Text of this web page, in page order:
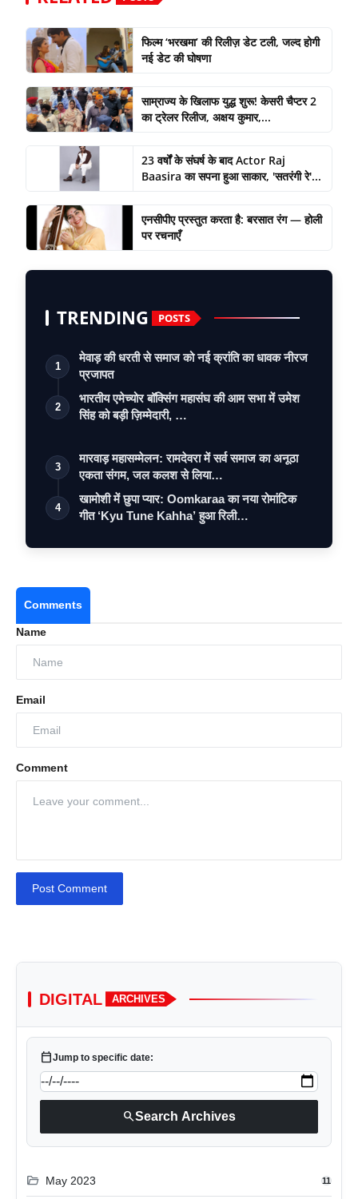
फिल्म ‘भरखमा’ की रिलीज़ डेट टली, जल्द होगी
नई डेट की घोषणा
साम्राज्य के खिलाफ युद्ध शुरू! केसरी चैप्टर 2
का ट्रेलर रिलीज, अक्षय कुमार,...
23 वर्षों के संघर्ष के बाद Actor Raj
Baasira का सपना हुआ साकार, 'सतरंगी रे'...
एनसीपीए प्रस्तुत करता है: बरसात रंग — होली
पर रचनाएँ
TRENDING POSTS
1
मेवाड़ की धरती से समाज को नई क्रांति का धावक नीरज
प्रजापत
2
भारतीय एमेच्योर बॉक्सिंग महासंघ की आम सभा में उमेश
सिंह को बड़ी ज़िम्मेदारी, …
3
मारवाड़ महासम्मेलन: रामदेवरा में सर्व समाज का अनूठा
एकता संगम, जल कलश से लिया…
4
खामोशी में छुपा प्यार: Oomkaraa का नया रोमांटिक
गीत ‘Kyu Tune Kahha’ हुआ रिली…
Comments
Name
Email
Comment
Post Comment
DIGITAL ARCHIVES
calendar_todayJump to specific date:
searchSearch Archives
folder_open May 2023 11